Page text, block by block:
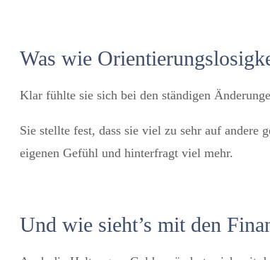
Was wie
Klar fühlte sie sich bei den ständigen
Sie stellte fest, dass sie viel zu sehr auf
eigenen Gefühl und hinterfragt viel mehr.
Und wie sieht’s mit den